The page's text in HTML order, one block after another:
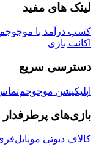
مفید
با موجوجم سوالات
سریع
موجوجم تماس با ما
پرطرفدار
موبایلفری فایر